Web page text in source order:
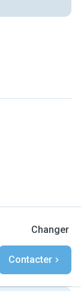
Changer
Contacter